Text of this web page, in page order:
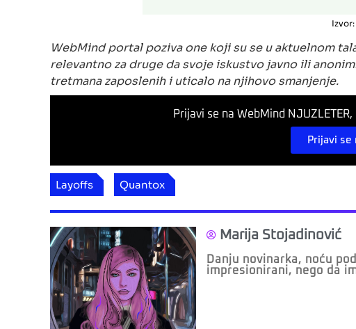
Izvor:
WebMind portal poziva one koji su se u aktuelnom
relevantno za druge da svoje iskustvo javno ili
tretmana zaposlenih i uticalo na njihovo smanjenje.
Prijavi se na WebMind
Prijavi se
Layoffs Quantox
Marija Stojadinović
Danju novinarka, noću
impresionirani, nego da